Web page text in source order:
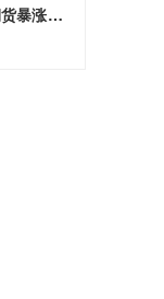
2010棉花期货暴涨原因(2010棉花期货暴涨原因是什么)